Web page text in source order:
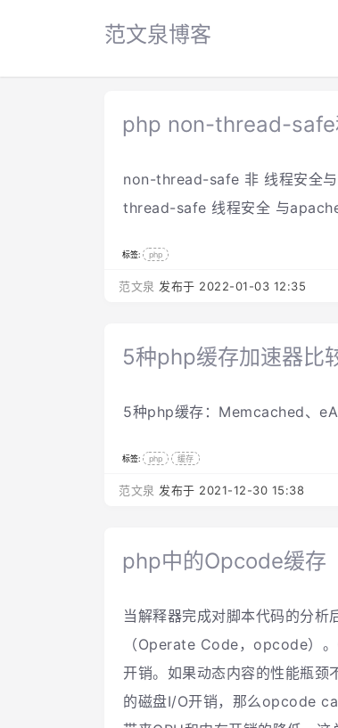
范文泉博客
php non-thread-
non-thread-safe 非 线程安全
thread-safe 线程安全 与
标签: php
范文泉 发布于 2022-01-03 12:35
5种php缓存加速器比
5种php缓存：Memcached、
标签: php 缓存
范文泉 发布于 2021-12-30 15:38
php中的Opcode缓存
当解释器完成对脚本代码的分析
（Operate Code，opcode）
开销。如果动态内容的性能瓶颈
的磁盘I/O开销，那么opcode